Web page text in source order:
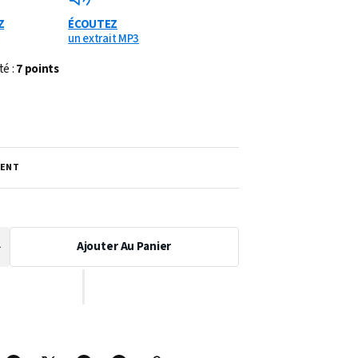
ÉCOUTEZ
un extrait MP3
:7 points
Ajouter Au Panier